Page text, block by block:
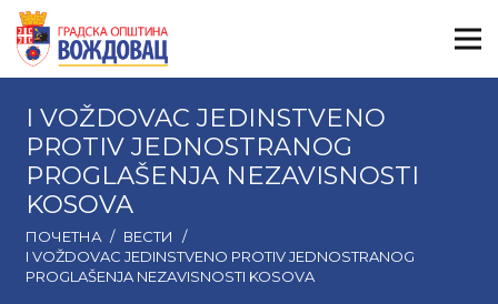
I VOŽDOVAC JEDINSTVENO
PROTIV JEDNOSTRANOG
PROGLAŠENJA NEZAVISNOSTI
KOSOVA
ПОЧЕТНА / ВЕСТИ
/
I VOŽDOVAC JEDINSTVENO PROTIV JEDNOSTRANOG
PROGLAŠENJA NEZAVISNOSTI KOSOVA